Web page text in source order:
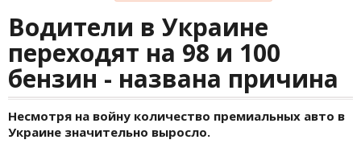
Водители в Украине
переходят на 98 и 100
бензин - названа причина
Несмотря на войну количество премиальных авто в
Украине значительно выросло.